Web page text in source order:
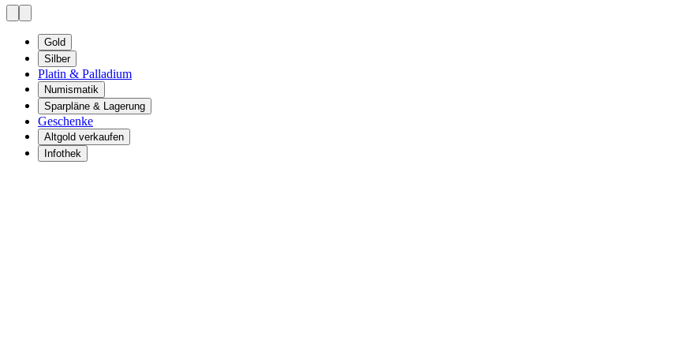
Gold
Silber
Platin & Palladium
Numismatik
Sparpläne & Lagerung
Geschenke
Altgold verkaufen
Infothek